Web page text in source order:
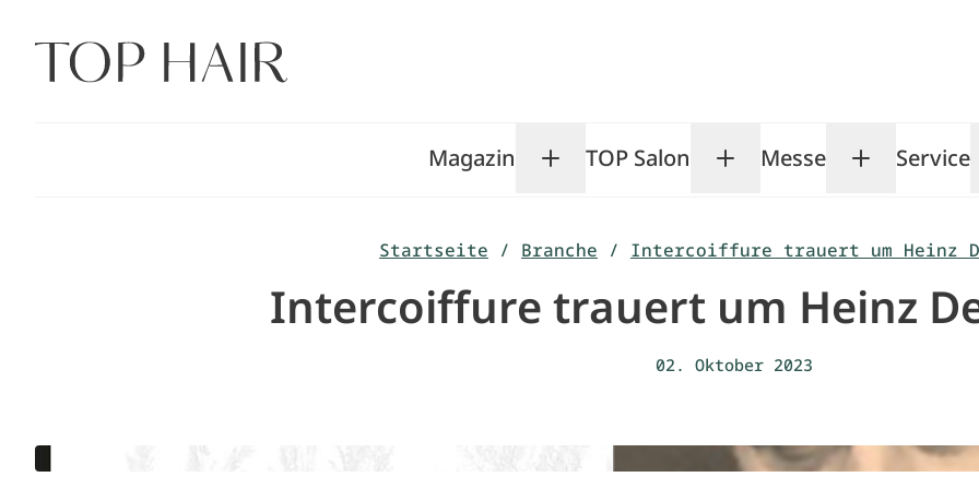
Inhalt
springen
Magazin Toggle Magazin submenu
TOP Salon Toggle TOP Salon
Messe ToggleService
Startseite / Branche / Intercoiffure trauert um Heinz
Intercoiffure trauert um Heinz
02. Oktober 2023